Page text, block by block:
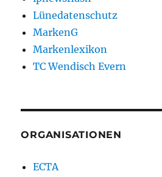
Lünedatenschutz
MarkenG
Markenlexikon
TC Wendisch Evern
ORGANISATIONEN
ECTA